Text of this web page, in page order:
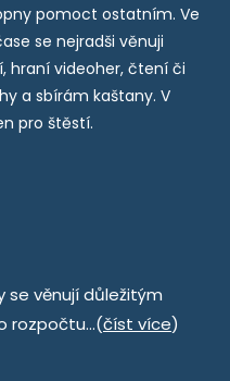
pomoct ostatním. Ve
se nejradši věnuji
hraní videoher, čtení či
a sbírám kaštany. V
pro štěstí.
se věnují důležitým
rozpočtu…(číst více)